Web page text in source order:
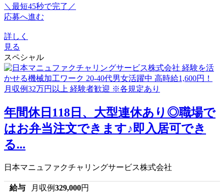
＼最短45秒で完了／
応募へ進む
詳しく
見る
スペシャル
年間休日118日、大型連休あり◎職場で
はお弁当注文できます♪即入居可でき
る...
日本マニュファクチャリングサービス株式会社
給与 月収例329,000円